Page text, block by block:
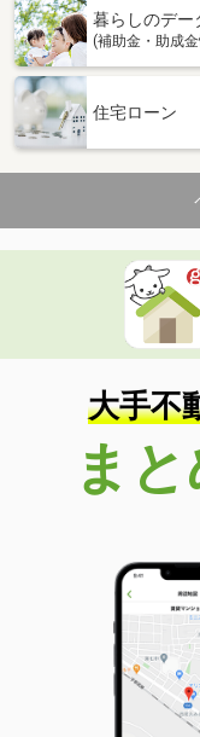
暮らしのデー
(補助金・助成
住宅ローン
大手不
ま